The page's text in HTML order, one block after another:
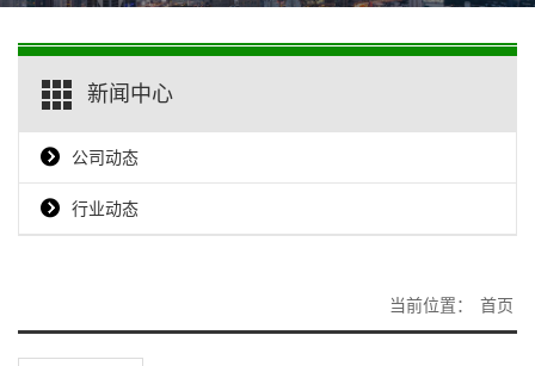
新闻中心
公司动态
行业动态
当前位置： 首页